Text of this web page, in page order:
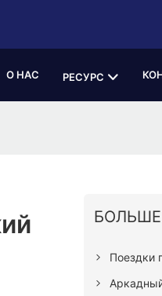
О НАС РЕСУРС
Поездки